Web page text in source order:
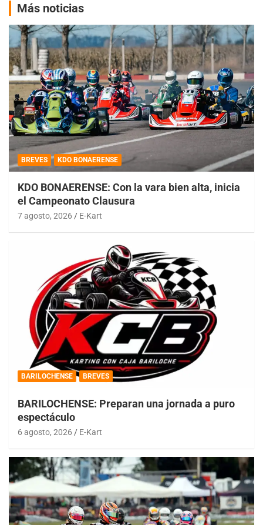
Más noticias
BREVES KDO BONAERENSE
KDO BONAERENSE: Con la vara bien alta, inicia
el Campeonato Clausura
7 agosto, 2026 E-Kart
BARILOCHENSE BREVES
BARILOCHENSE: Preparan una jornada a puro
espectáculo
6 agosto, 2026 E-Kart